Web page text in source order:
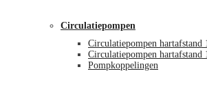
Circulatiepompen
Circulatiepompen hartafstand
Circulatiepompen hartafstand
Pompkoppelingen